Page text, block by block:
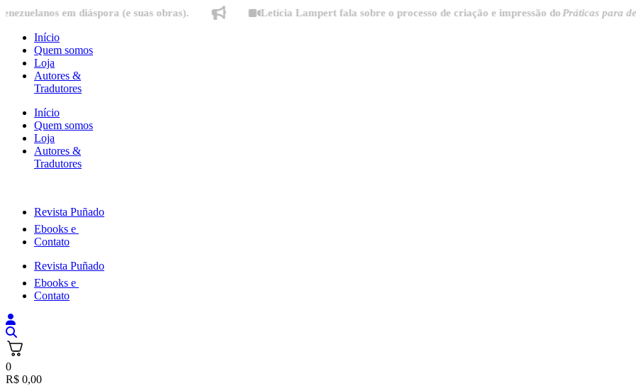
Ir
conteúdo
em diáspora (e suas obras). Letícia Lampert fala sobre o processo de criação e impressão doPráticas para
Início
Quem somos
Loja
Autores &
Tradutores
Início
Quem somos
Loja
Autores &
Tradutores
Revista Puñado
Ebooks e
Contato
Revista Puñado
Ebooks e
Contato
0
R$ 0,00